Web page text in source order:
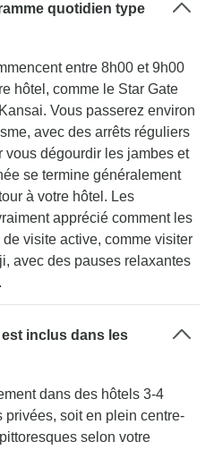
quotidien type
entre 8h00 et 9h00
hôtel, comme le Star Gate
Vous passerez environ
avec des arrêts réguliers
vous dégourdir les jambes et
se termine généralement
à votre hôtel. Les
apprécié comment les
visite active, comme visiter
avec des pauses relaxantes
inclus dans les
dans des hôtels 3-4
soit en plein centre-
selon votre